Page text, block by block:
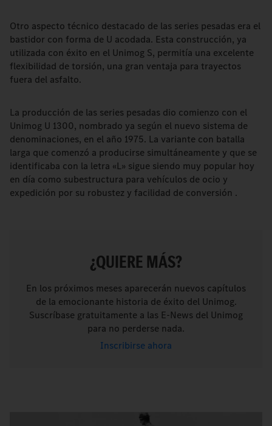
Otro aspecto técnico destacado de las series pesadas era el
bastidor con forma de U acodada. Esta construcción, ya
utilizada con éxito en el Unimog S, permitía una excelente
flexibilidad de torsión, una gran ventaja para trayectos
fuera del asfalto.
La producción de las series pesadas dio comienzo con el
Unimog U 1300, nombrado ya según el nuevo sistema de
denominaciones, en el año 1975. La variante con batalla
larga que comenzó a producirse simultáneamente y que se
identificaba con la letra «L» sigue siendo muy popular hoy
en día como subestructura para vehículos de ocio y
expedición por su robustez y facilidad de conversión .
¿QUIERE MÁS?
En los próximos meses aparecerán nuevos capítulos
de la emocionante historia de éxito del Unimog.
Suscríbase gratuitamente a las E-News del Unimog
para no perderse nada.
Inscribirse ahora